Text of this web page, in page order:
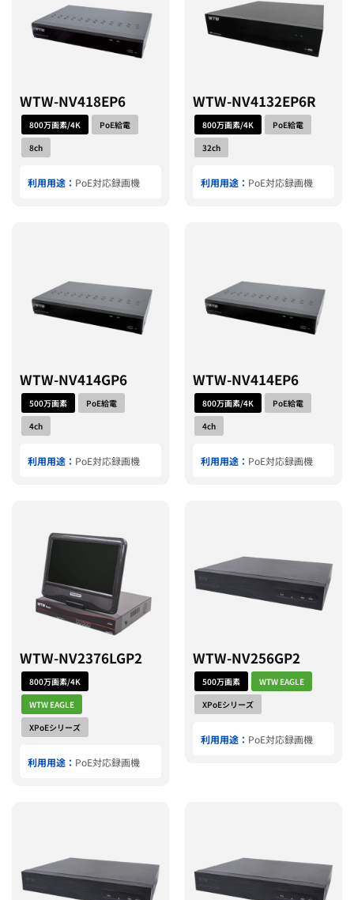
WTW-NV418EP6
800万画素/4K
PoE給電
8ch
利用用途： PoE対応録画機
WTW-NV4132EP6R
800万画素/4K
PoE給電
32ch
利用用途： PoE対応録画機
WTW-NV414GP6
500万画素
PoE給電
4ch
利用用途： PoE対応録画機
WTW-NV414EP6
800万画素/4K
PoE給電
4ch
利用用途： PoE対応録画機
WTW-NV2376LGP2
800万画素/4K
WTW EAGLE
XPoEシリーズ
利用用途： PoE対応録画機
WTW-NV256GP2
500万画素
WTW EAGLE
XPoEシリーズ
利用用途： PoE対応録画機